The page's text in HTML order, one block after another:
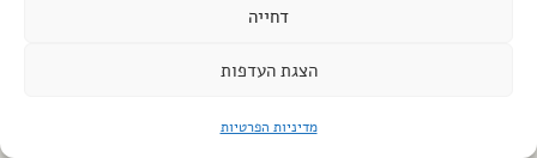
דחייה
הצגת העדפות
מדיניות הפרטיות